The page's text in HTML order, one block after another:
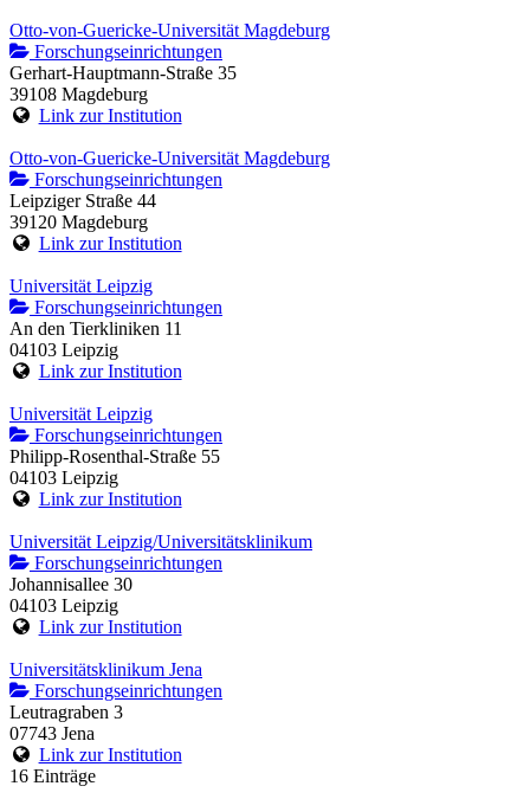
Otto-von-Guericke-Universität Magdeburg
Forschungseinrichtungen
Gerhart-Hauptmann-Straße 35
39108 Magdeburg
Link zur Institution
Otto-von-Guericke-Universität Magdeburg
Forschungseinrichtungen
Leipziger Straße 44
39120 Magdeburg
Link zur Institution
Universität Leipzig
Forschungseinrichtungen
An den Tierkliniken 11
04103 Leipzig
Link zur Institution
Universität Leipzig
Forschungseinrichtungen
Philipp-Rosenthal-Straße 55
04103 Leipzig
Link zur Institution
Universität Leipzig/Universitätsklinikum
Forschungseinrichtungen
Johannisallee 30
04103 Leipzig
Link zur Institution
Universitätsklinikum Jena
Forschungseinrichtungen
Leutragraben 3
07743 Jena
Link zur Institution
16 Einträge